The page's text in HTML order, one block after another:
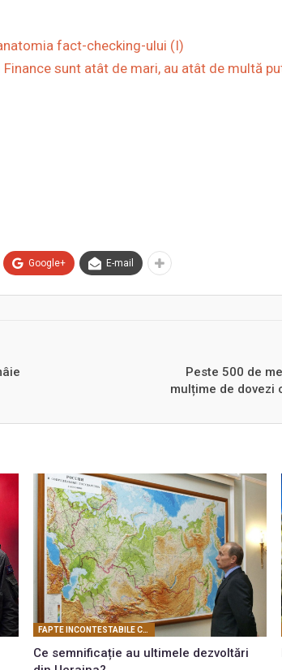
fact-checking-ului (I)
Finance sunt atât de mari, au atât de multă
Google+ E-mail
Peste 500 de
mulțime de dovezi
FAPTE INCONTESTABILE CARE PROBEAZĂ REALITATEA CONSPIRATIEI PLANETARE
Ce semnificație au ultimele dezvoltări